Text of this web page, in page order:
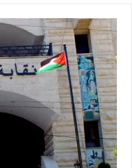
الأمن يتلف 16 مليون حبة كبتاجون و1480 كغم مواد مخدرة
القاضي يلتقي رؤساء تحرير
على
دعوة المكلفين بخدمة العلم